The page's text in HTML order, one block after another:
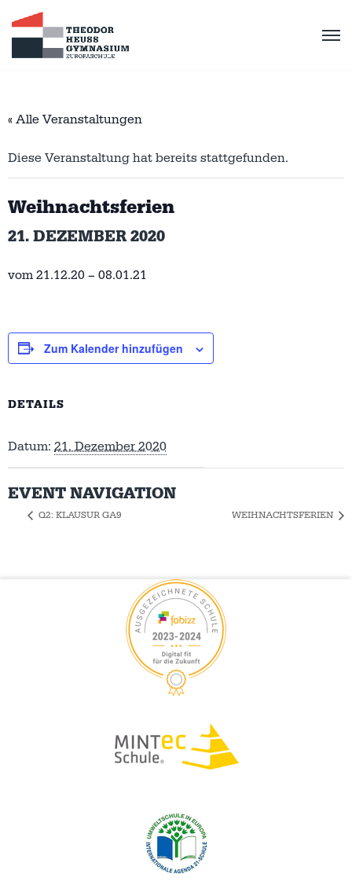
« Alle Veranstaltungen
Diese Veranstaltung hat bereits stattgefunden.
Weihnachtsferien
21. DEZEMBER 2020
vom 21.12.20 – 08.01.21
Zum Kalender hinzufügen
DETAILS
Datum: 21. Dezember 2020
EVENT NAVIGATION
Q2: KLAUSUR GA9 WEIHNACHTSFERIEN